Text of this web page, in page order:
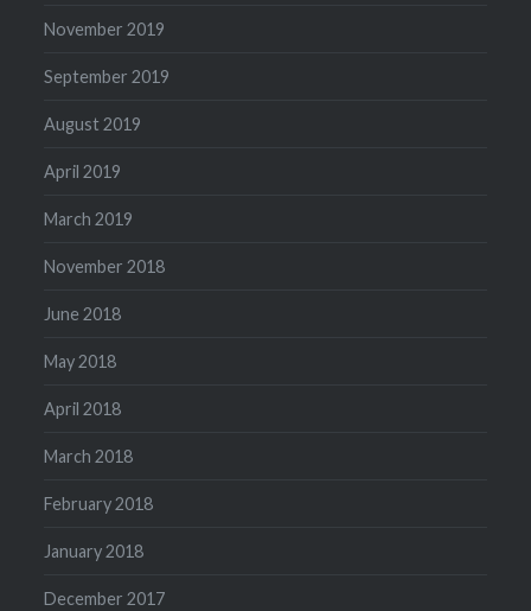
November 2019
September 2019
August 2019
April 2019
March 2019
November 2018
June 2018
May 2018
April 2018
March 2018
February 2018
January 2018
December 2017